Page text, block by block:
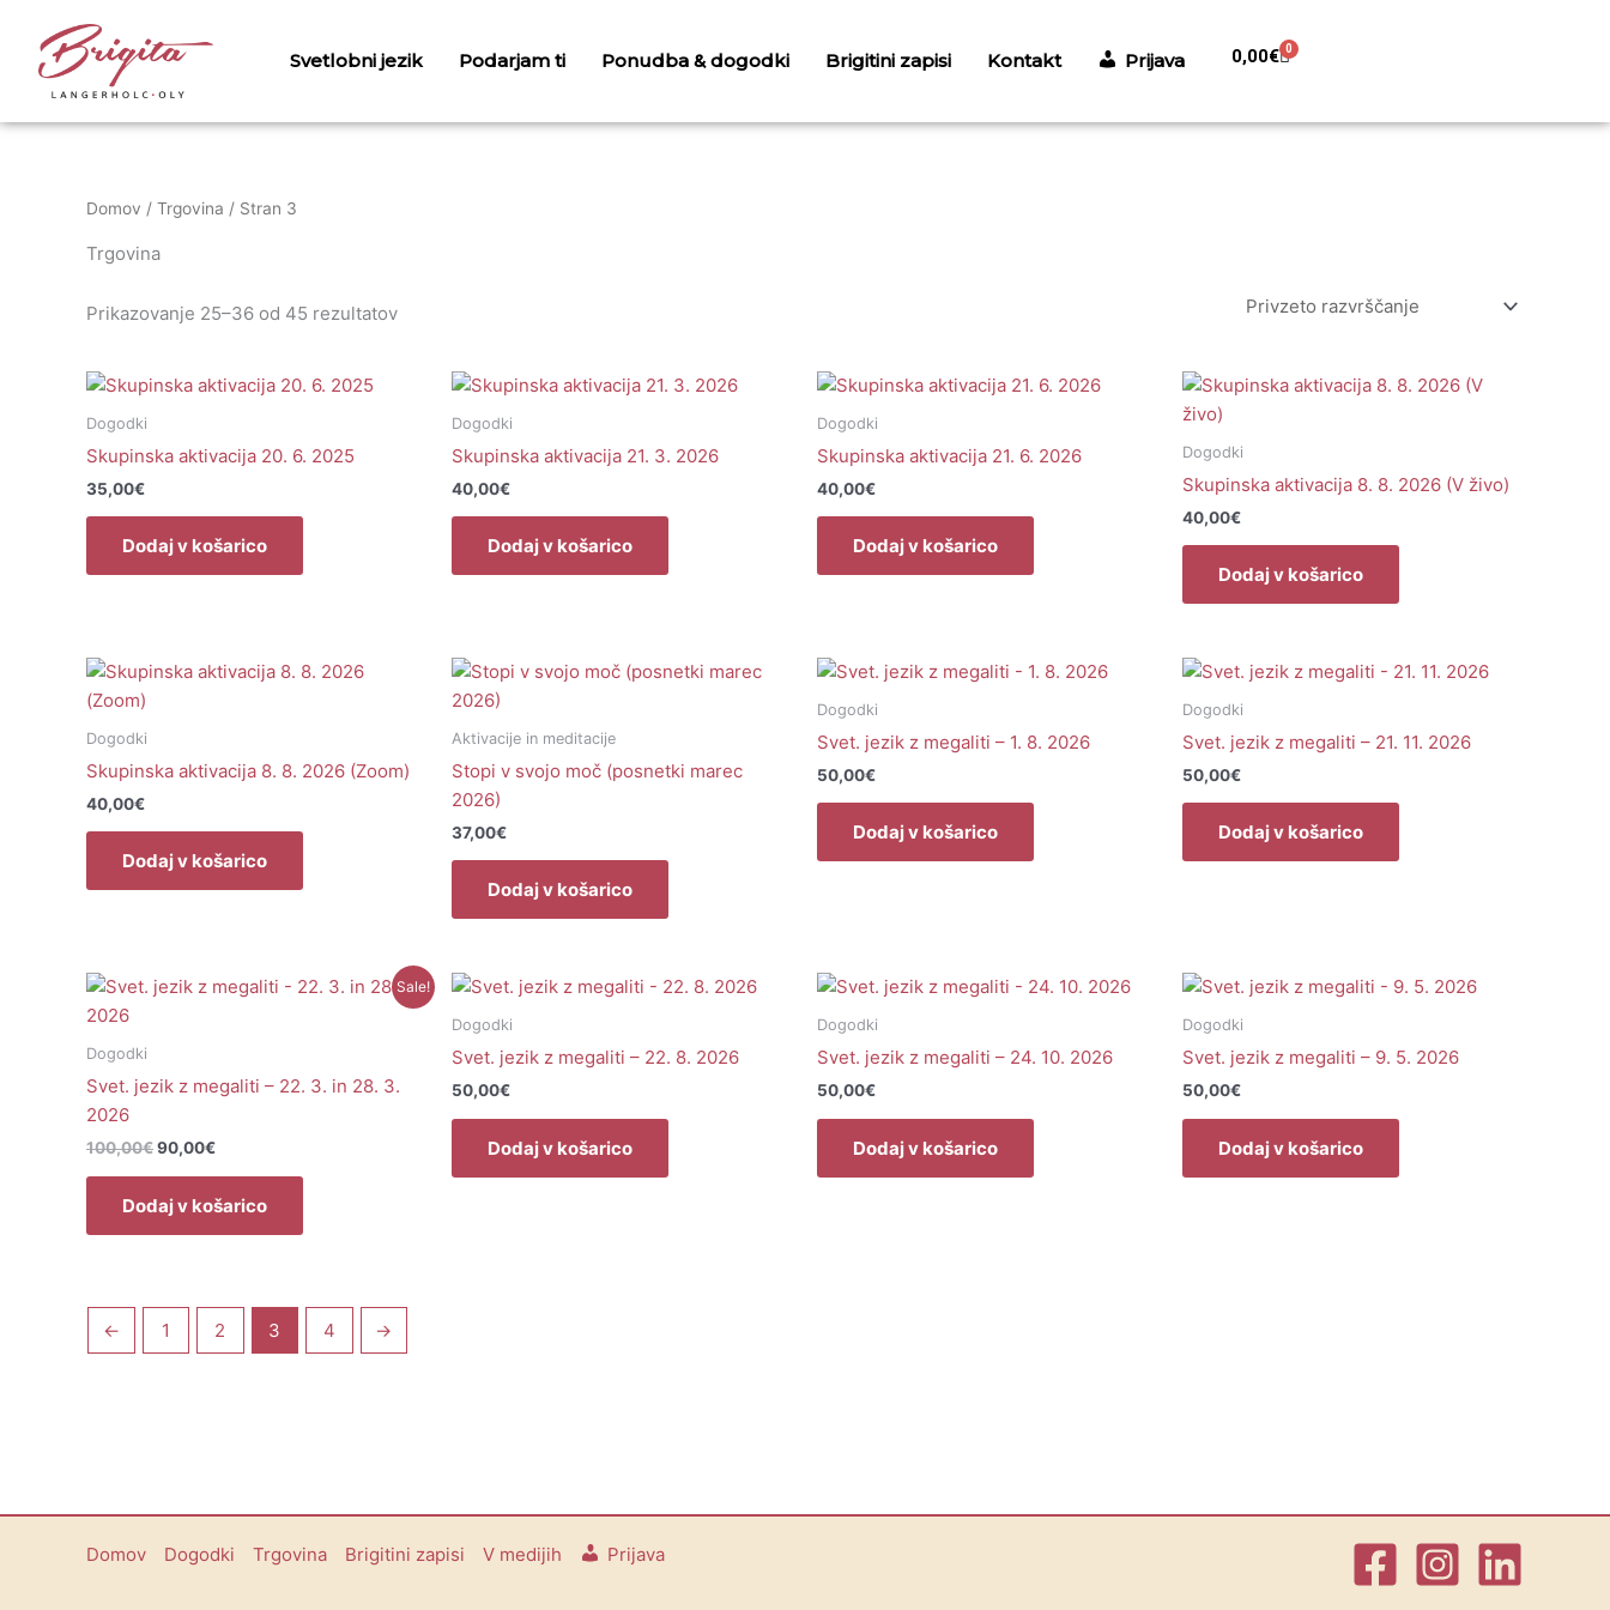
content
Svetlobni jezik Podarjam ti Ponudba & dogodki Brigitini zapisi Kontakt Prijava 0,00€ 0
Cart
Domov / Trgovina / Stran 3
Trgovina
Prikazovanje 25–36 od 45 rezultatov
Dogodki
Skupinska aktivacija 20. 6. 2025
35,00€
Dodaj v košarico
Dogodki
Skupinska aktivacija 21. 3. 2026
40,00€
Dodaj v košarico
Dogodki
Skupinska aktivacija 21. 6. 2026
40,00€
Dodaj v košarico
Dogodki
Skupinska aktivacija 8. 8. 2026 (V živo)
40,00€
Dodaj v košarico
Dogodki
Skupinska aktivacija 8. 8. 2026 (Zoom)
40,00€
Dodaj v košarico
Aktivacije in meditacije
Stopi v svojo moč (posnetki marec
2026)
37,00€
Dodaj v košarico
Dogodki
Svet. jezik z megaliti – 1. 8. 2026
50,00€
Dodaj v košarico
Dogodki
Svet. jezik z megaliti – 21. 11. 2026
50,00€
Dodaj v košarico
Sale!
Dogodki
Svet. jezik z megaliti – 22. 3. in 28. 3.
2026
100,00€
Izvirna
cena
90,00€
Trenutna
cena
Dodaj v košarico
Dogodki
Svet. jezik z megaliti – 22. 8. 2026
50,00€
Dodaj v košarico
Dogodki
Svet. jezik z megaliti – 24. 10. 2026
50,00€
Dodaj v košarico
Dogodki
Svet. jezik z megaliti – 9. 5. 2026
50,00€
Dodaj v košarico
← 1 2 3 4 →
Domov Dogodki Trgovina Brigitini zapisi V medijih Prijava